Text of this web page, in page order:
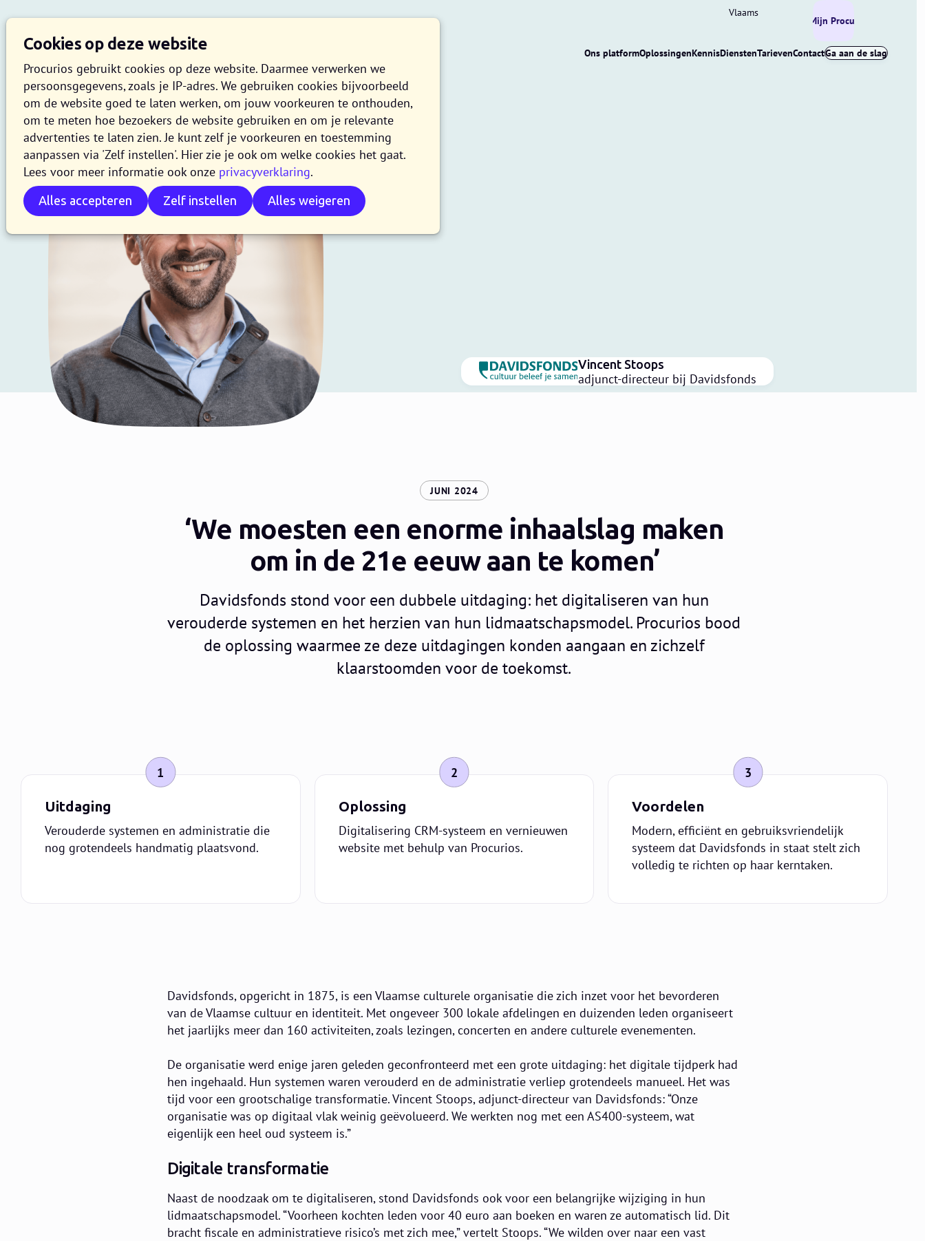
Cookies op deze website
Procurios gebruikt cookies op deze website. Daarmee verwerken we
persoonsgegevens, zoals je IP-adres. We gebruiken cookies bijvoorbeeld
om de website goed te laten werken, om jouw voorkeuren te onthouden,
om te meten hoe bezoekers de website gebruiken en om je relevante
advertenties te laten zien. Je kunt zelf je voorkeuren en toestemming
aanpassen via 'Zelf instellen'. Hier zie je ook om welke cookies het gaat.
Lees voor meer informatie ook onze privacyverklaring.
Alles accepteren Zelf instellen Alles weigeren
Ons platformOplossingenKennisDienstenTarievenContactGa aan de slag
Vlaams
Mijn Procurios
Case:
Davidsfonds
Procurios heeft zowel de technische kennis als het zakelijk
inzicht om te begrijpen wat onze organisatie nodig heeft
Vincent Stoops
adjunct-directeur bij Davidsfonds
JUNI 2024:
‘We moesten een enorme inhaalslag maken
om in de 21e eeuw aan te komen’
Davidsfonds stond voor een dubbele uitdaging: het digitaliseren van hun
verouderde systemen en het herzien van hun lidmaatschapsmodel. Procurios bood
de oplossing waarmee ze deze uitdagingen konden aangaan en zichzelf
klaarstoomden voor de toekomst.
1
Uitdaging
Verouderde systemen en administratie die
nog grotendeels handmatig plaatsvond.
2
Oplossing
Digitalisering CRM-systeem en vernieuwen
website met behulp van Procurios.
3
Voordelen
Modern, efficiënt en gebruiksvriendelijk
systeem dat Davidsfonds in staat stelt zich
volledig te richten op haar kerntaken.
Davidsfonds, opgericht in 1875, is een Vlaamse culturele organisatie die zich inzet voor het bevorderen
van de Vlaamse cultuur en identiteit. Met ongeveer 300 lokale afdelingen en duizenden leden organiseert
het jaarlijks meer dan 160 activiteiten, zoals lezingen, concerten en andere culturele evenementen.
De organisatie werd enige jaren geleden geconfronteerd met een grote uitdaging: het digitale tijdperk had
hen ingehaald. Hun systemen waren verouderd en de administratie verliep grotendeels manueel. Het was
tijd voor een grootschalige transformatie. Vincent Stoops, adjunct-directeur van Davidsfonds: “Onze
organisatie was op digitaal vlak weinig geëvolueerd. We werkten nog met een AS400-systeem, wat
eigenlijk een heel oud systeem is.”
Digitale transformatie
Naast de noodzaak om te digitaliseren, stond Davidsfonds ook voor een belangrijke wijziging in hun
lidmaatschapsmodel. “Voorheen kochten leden voor 40 euro aan boeken en waren ze automatisch lid. Dit
bracht fiscale en administratieve risico’s met zich mee,” vertelt Stoops. “We wilden over naar een vast